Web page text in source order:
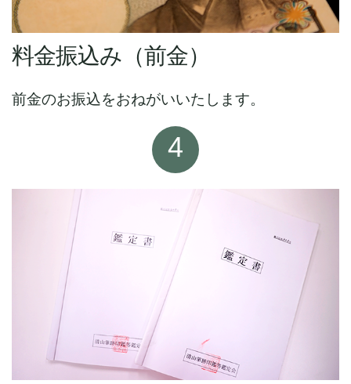
料金振込み（前金）
前金のお振込をおねがいいたします。
4